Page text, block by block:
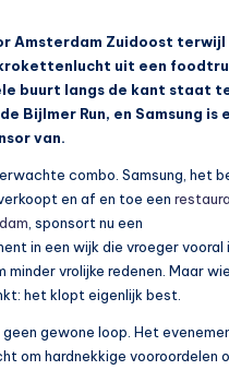
Amsterdam Zuidoost terwijl
uit een
buurt langs de kant staat
Bijlmer Run, en Samsung is
van.
combo. Samsung, het
en af en toe een
, sponsort nu een
in een wijk die vroeger vooral
minder vrolijke redenen. Maar
het klopt eigenlijk best.
geen gewone loop. Het
om hardnekkige vooroordelen